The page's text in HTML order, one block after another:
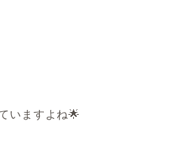
いますよね🌟